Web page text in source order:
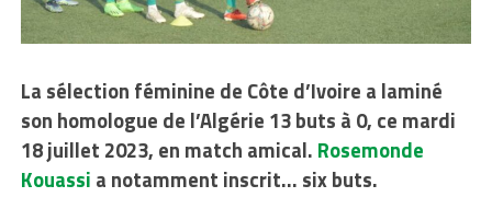
La sélection féminine de Côte d’Ivoire a laminé
son homologue de l’Algérie 13 buts à 0, ce mardi
18 juillet 2023, en match amical. Rosemonde
Kouassi a notamment inscrit… six buts.